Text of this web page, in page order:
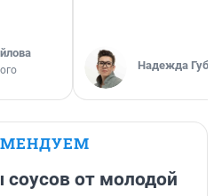
Надежда
от молодой